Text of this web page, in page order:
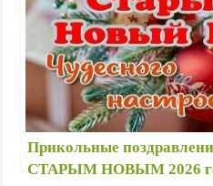
января открытки,
Прикольные
СТАРЫМ НОВЫМ 2026